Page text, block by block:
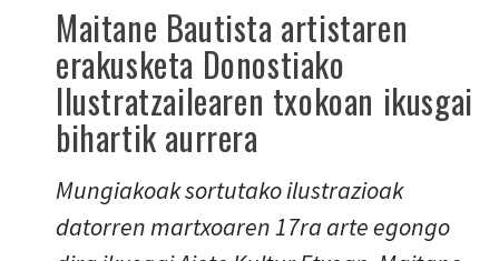
Maitane Bautista artistaren
erakusketa Donostiako
Ilustratzailearen txokoan ikusgai
bihartik aurrera
Mungiakoak sortutako ilustrazioak
datorren martxoaren 17ra arte egongo